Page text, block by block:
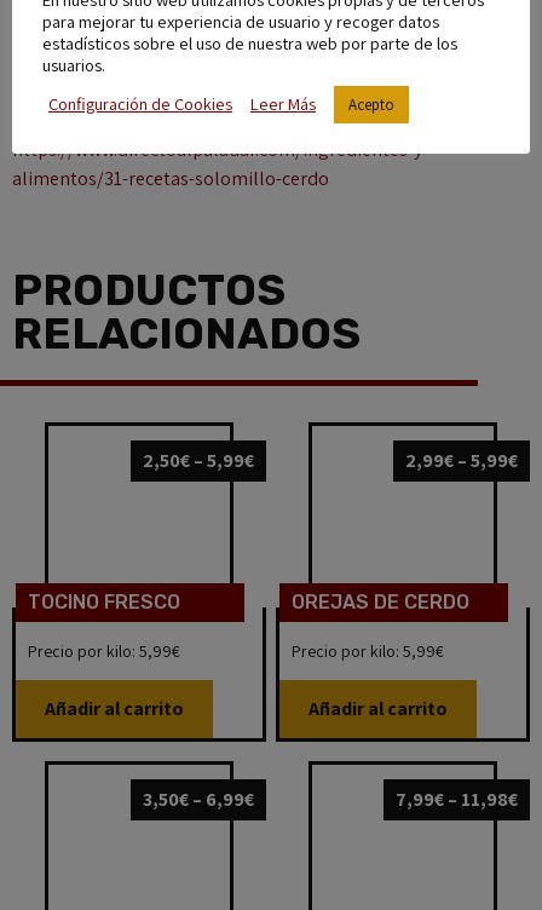
Referencia bibliográfica
Pakus. (s.f.). Directo al paladar. 31 Recetas con solomillo de
cerdo, una para cada día del mes. Recuperado de:
https://www.directoalpaladar.com/ingredientes-y-
alimentos/31-recetas-solomillo-cerdo
PRODUCTOS
RELACIONADOS
2,50€–5,99€
TOCINO FRESCO
Precio por kilo: 5,99€
Añadir al carrito
2,99€–5,99€
OREJAS DE CERDO
Precio por kilo: 5,99€
Añadir al carrito
3,50€– 6,99€ 7,99€– 11,98€
para mejorar tu experiencia de usuario y recoger datos
estadísticos sobre el uso de nuestra web por parte de los
usuarios.
Configuración de Cookies
Leer Más Acepto